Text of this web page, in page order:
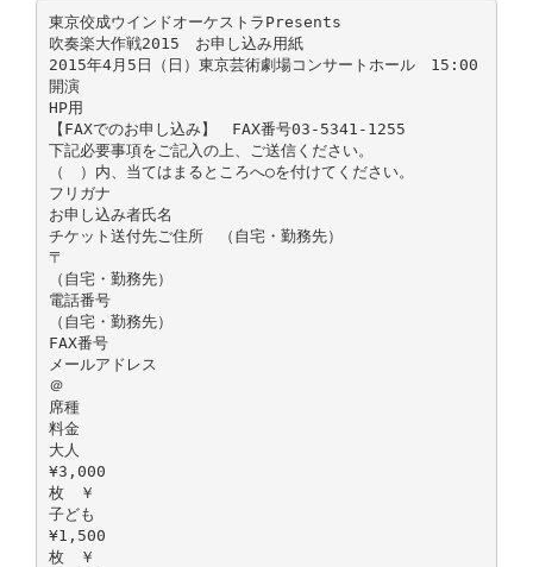
東京佼成ウインドオーケストラPresents
吹奏楽大作戦2015 お申し込み用紙
2015年4月5日（日）東京芸術劇場コンサートホール 15:00
開演
HP用
【FAXでのお申し込み】 FAX番号03-5341-1255
下記必要事項をご記入の上、ご送信ください。
（ ）内、当てはまるところへ○を付けてください。
フリガナ
お申し込み者氏名
チケット送付先ご住所 （自宅・勤務先）
〒
（自宅・勤務先）
電話番号
（自宅・勤務先）
FAX番号
メールアドレス
＠
席種
料金
大人
¥3,000
枚 ￥
子ども
¥1,500
枚 ￥